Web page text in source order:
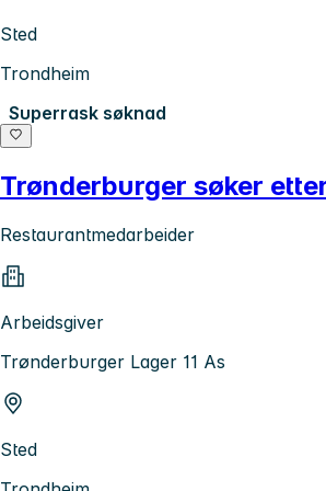
Sted
Trondheim
Superrask søknad
Trønderburger søker
Restaurantmedarbeider
Arbeidsgiver
Trønderburger Lager 11 As
Sted